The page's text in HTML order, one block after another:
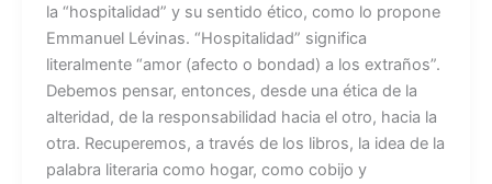
la “hospitalidad” y su sentido ético, como lo propone
Emmanuel Lévinas. “Hospitalidad” significa
literalmente “amor (afecto o bondad) a los extraños”.
Debemos pensar, entonces, desde una ética de la
alteridad, de la responsabilidad hacia el otro, hacia la
otra. Recuperemos, a través de los libros, la idea de la
palabra literaria como hogar, como cobijo y